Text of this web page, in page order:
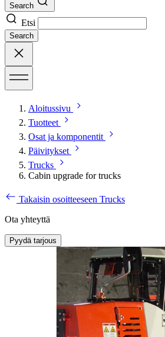
Search
Etsi
Search
Aloitussivu
Tuotteet
Osat ja komponentit
Päivitykset
Trucks
Cabin upgrade for trucks
Takaisin osoitteeseen Trucks
Ota yhteyttä
Pyydä tarjous